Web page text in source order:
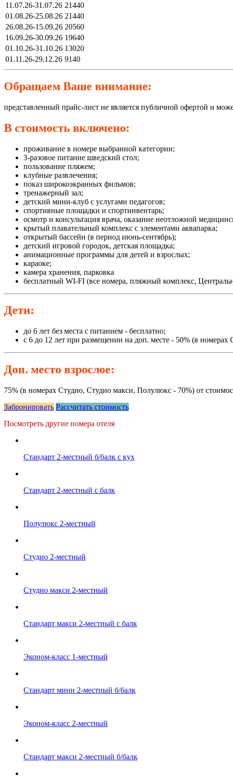
11.07.26-31.07.26 21440
01.08.26-25.08.26 21440
26.08.26-15.09.26 20560
16.09.26-30.09.26 19640
01.10.26-31.10.26 13020
01.11.26-29.12.26 9140
Обращаем Ваше внимание:
представленный прайс-лист не является публичной офертой и
В стоимость включено:
проживание в номере выбранной категории;
3-разовое питание шведский стол;
пользование пляжем;
клубные развлечения;
показ широкоэкранных фильмов;
тренажерный зал;
детский мини-клуб с услугами педагогов;
спортивные площадки и спортинвентарь;
осмотр и консультация врача, оказание неотложной
крытый плавательный комплекс с элементами аквапарка;
открытый бассейн (в период июнь-сентябрь);
детский игровой городок, детская площадка;
анимационные программы для детей и взрослых;
караоке;
камера хранения, парковка
бесплатный WI-FI (все номера, пляжный комплекс,
Дети:
до 6 лет без места c питанием - бесплатно;
с 6 до 12 лет при размещении на доп. месте - 50% (в
Доп. место взрослое:
75% (в номерах Студио, Студио макси, Полулюкс - 70%) от
Забронировать Рассчитать стоимость
Посмотреть другие номера отеля
Стандарт 2-местный б/балк с кух
Стандарт 2-местный с балк
Полулюкс 2-местный
Студио 2-местный
Студио макси 2-местный
Стандарт макси 2-местный с балк
Эконом-класс 1-местный
Стандарт мини 2-местный б/балк
Эконом-класс 2-местный
Стандарт макси 2-местный б/балк